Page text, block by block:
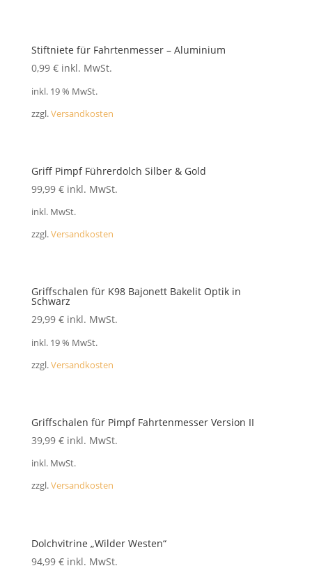
Stiftniete für Fahrtenmesser – Aluminium
0,99 € inkl. MwSt.
inkl. 19 % MwSt.
zzgl.Versandkosten
Griff Pimpf Führerdolch Silber & Gold
99,99 € inkl. MwSt.
inkl. MwSt.
zzgl.Versandkosten
Griffschalen für K98 Bajonett Bakelit Optik in
Schwarz
29,99 € inkl. MwSt.
inkl. 19 % MwSt.
zzgl.Versandkosten
Griffschalen für Pimpf Fahrtenmesser Version II
39,99 € inkl. MwSt.
inkl. MwSt.
zzgl.Versandkosten
Dolchvitrine „Wilder Westen“
94,99 € inkl. MwSt.